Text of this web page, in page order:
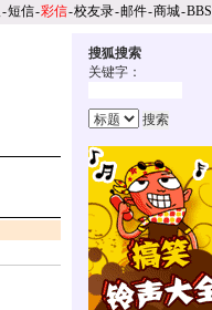
-短信-彩信-校友录-邮件-商城-BBS
搜狐搜索
关键字：